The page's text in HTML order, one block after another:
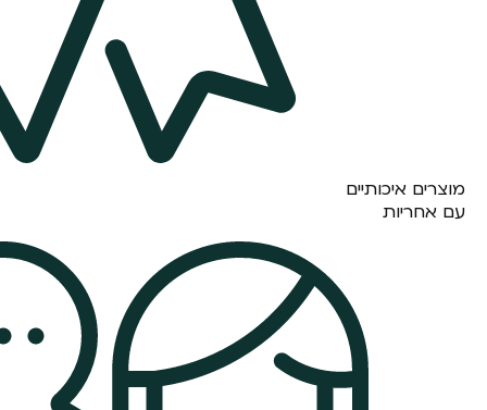
מוצרים איכותיים
עם אחריות